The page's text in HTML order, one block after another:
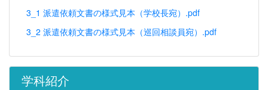
3_1 派遣依頼文書の様式見本（学校長宛）.pdf
3_2 派遣依頼文書の様式見本（巡回相談員宛）.pdf
学科紹介